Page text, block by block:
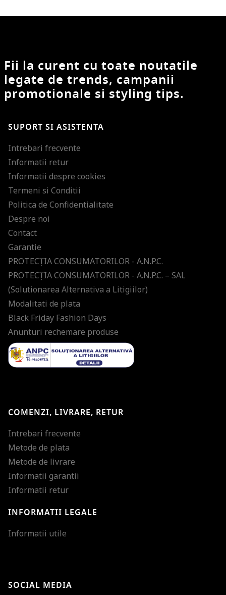
Fii la curent cu toate noutatile
legate de trends, campanii
promotionale si styling tips.
SUPORT SI ASISTENTA
Intrebari frecvente
Informatii retur
Informatii despre cookies
Termeni si Conditii
Politica de Confidentialitate
Despre noi
Contact
Garantie
PROTECŢIA CONSUMATORILOR - A.N.P.C.
PROTECŢIA CONSUMATORILOR - A.N.P.C. – SAL
(Solutionarea Alternativa a Litigiilor)
Modalitati de plata
Black Friday Fashion Days
Anunturi rechemare produse
COMENZI, LIVRARE, RETUR
Intrebari frecvente
Metode de plata
Metode de livrare
Informatii garantii
Informatii retur
INFORMATII LEGALE
Informatii utile
SOCIAL MEDIA